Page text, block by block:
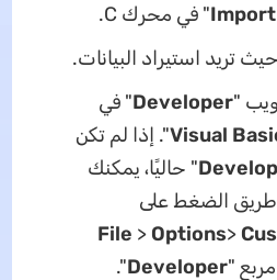
Import" في محرك C.
تريد استيراد البيانات.
"
Developer" في
Visual". إذا لم تكن
" حاليًا، يمكنك
طريق الضغط على
File > Options>
"
Developer
".